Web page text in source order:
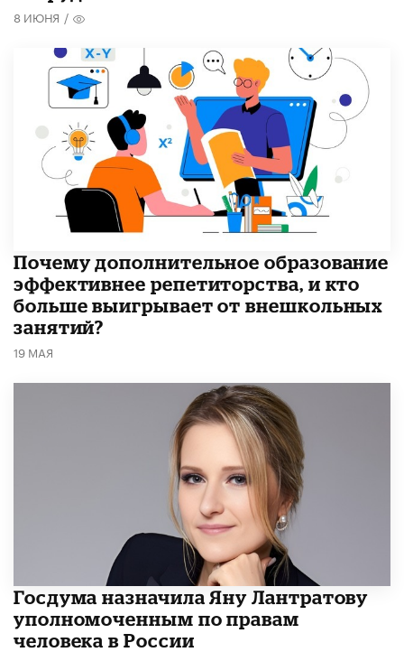
8 ИЮНЯ /
​Почему дополнительное образование
эффективнее репетиторства, и кто
больше выигрывает от внешкольных
занятий?
19 МАЯ
Госдума назначила Яну Лантратову
уполномоченным по правам
человека в России